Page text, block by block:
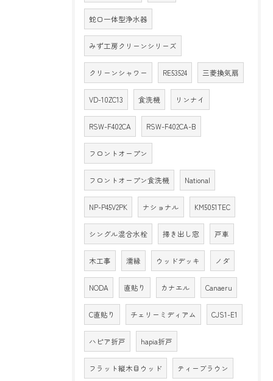
蛇口一体型浄水器
みず工房クリーンシリーズ
クリーンシャワー RE53524 三菱換気扇
VD-10ZC13 食洗機 リンナイ
RSW-F402CA RSW-F402CA-B
フロントオープン
フロントオープン食洗機 National
NP-P45V2PK ナショナル KM5051TEC
シングル混合水栓 掃き出し窓 戸車
木工事 濡縁 ウッドデッキ ノダ
NODA 直貼り カナエル Canaeru
C直貼り チェリーミディアム CJS1-E1
ハピア折戸 hapia折戸
フラット縦木目ウッド ティーブラウン